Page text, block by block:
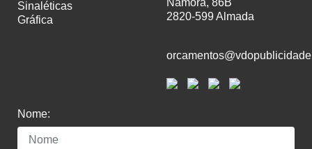
sinaléticas
gráfica
2820-599 Almada
Nome: